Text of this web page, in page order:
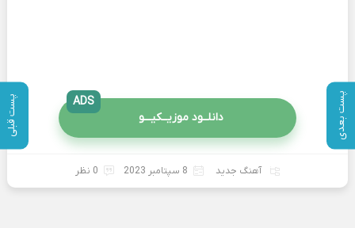
پست بعدی پست قبلی دانلــود موزیــکیـــو
ADS
آهنگ جدید 8 سپتامبر 2023 0 نظر